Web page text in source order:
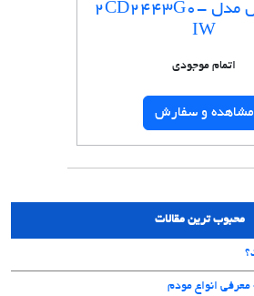
مگاپیکسل مدل 2CD2443G0-
IW
اتمام موجودی
مشاهده و سفارش
محبوب ترین مقالات